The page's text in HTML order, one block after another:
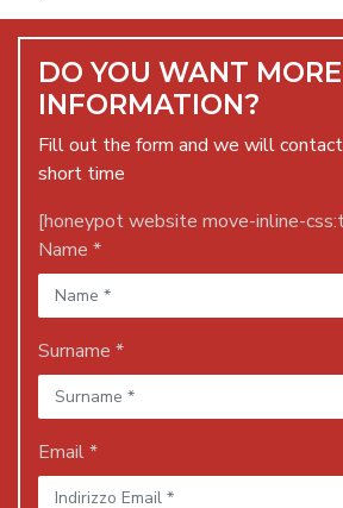
DO YOU WANT MORE
INFORMATION?
Fill out the form and we will
short time
[honeypot website move-inline-
Name *
Surname *
Email *